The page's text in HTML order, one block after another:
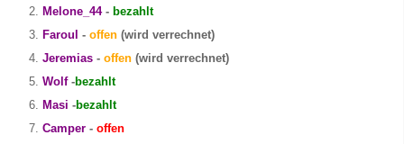
Melone_44- bezahlt
Faroul - offen (wird verrechnet)
Jeremias - offen (wird verrechnet)
Wolf -bezahlt
Masi -bezahlt
Camper - offen